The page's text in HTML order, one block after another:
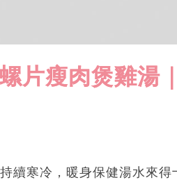
片瘦肉煲雞湯
續寒冷，暖身保健湯水來